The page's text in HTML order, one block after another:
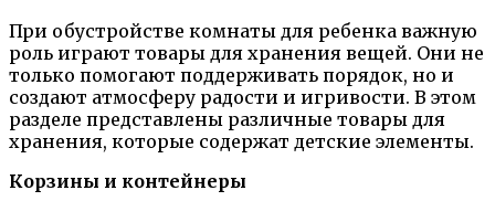
При обустройстве комнаты для ребенка важную
роль играют товары для хранения вещей. Они не
только помогают поддерживать порядок, но и
создают атмосферу радости и игривости. В этом
разделе представлены различные товары для
хранения, которые содержат детские элементы.
Корзины и контейнеры